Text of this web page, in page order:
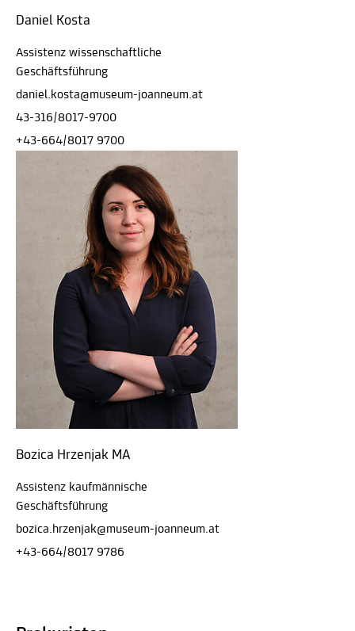
Daniel Kosta
Assistenz wissenschaftliche
Geschäftsführung
daniel.kosta@museum-joanneum.at
43-316/8017-9700
+43-664/8017 9700
Bozica Hrzenjak MA
Assistenz kaufmännische
Geschäftsführung
bozica.hrzenjak@museum-joanneum.at
+43-664/8017 9786